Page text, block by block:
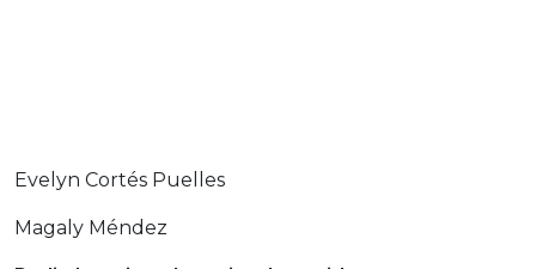
Evelyn Cortés Puelles
Magaly Méndez